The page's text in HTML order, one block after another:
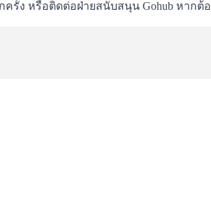
รั้ง หรือติดต่อฝ่ายสนับสนุน Gohub หากต้